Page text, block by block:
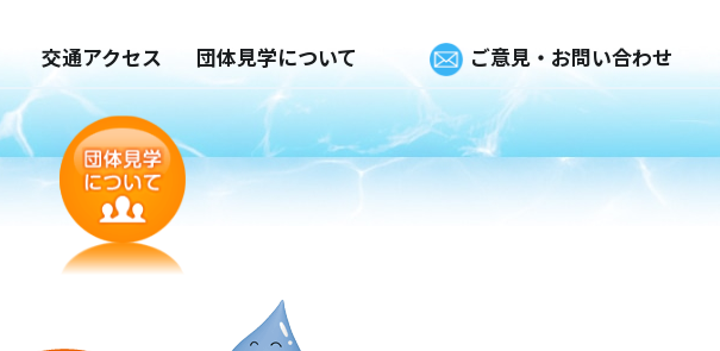
交通アクセス 団体見学について ご意見・お問い合わせ